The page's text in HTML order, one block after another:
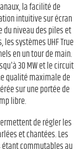
la facilité de
intuitive sur écran
du niveau des piles et
systèmes UHF True
en un tour de main.
30 MW et le circuit
qualité maximale de
sur une portée de
libre.
de régler les
et chantées. Les